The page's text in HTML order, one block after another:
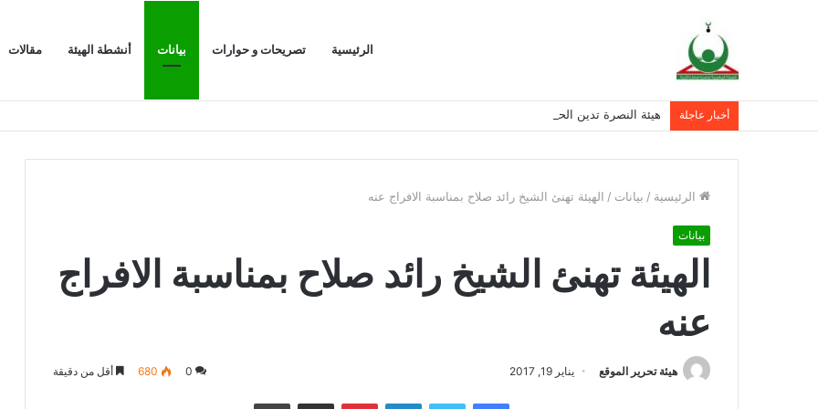
الرئيسية تصريحات و حوارات بيانات أنشطة الهيئة مقالات
أخبار عاجلة هيئة النصرة تدين الحكم الجائر في حق فنان القضية الرابور الحاصل
الرئيسية / بيانات / الهيئة تهنئ الشيخ رائد صلاح بمناسبة الافراج عنه
بيانات
الهيئة تهنئ الشيخ رائد صلاح بمناسبة الافراج
عنه
هيئة تحرير الموقع يناير 19, 2017 0
680 أقل من دقيقة
فيسبوك تويتر لينكدإن بينتيريستمشاركة عبر البريد طباعة